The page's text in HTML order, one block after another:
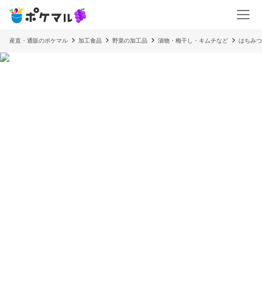
産直・通販のポケマル 加工食品 野菜の加工品 漬物・梅干し・キムチなど はちみ